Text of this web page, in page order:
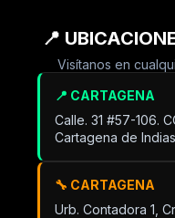
📍
Visítanos en
📍 CARTAGENA
Calle. 31 #57-106.
Cartagena de
🔧 CARTAGENA
Urb. Contadora 1,